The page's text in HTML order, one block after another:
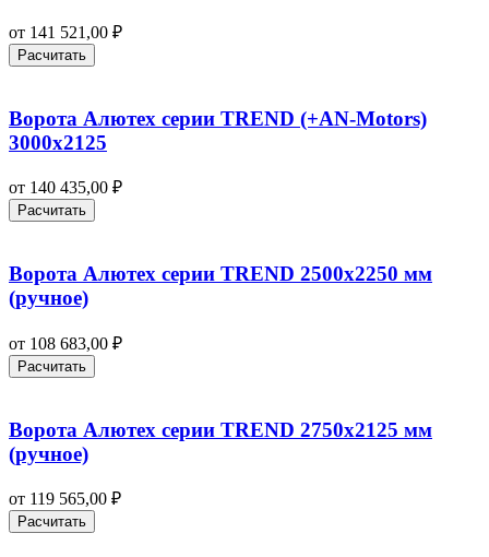
от 141 521,00 ₽
Расчитать
Ворота Алютех серии TREND (+AN‑Motors)
3000х2125
от 140 435,00 ₽
Расчитать
Ворота Алютех серии TREND 2500х2250 мм
(ручное)
от 108 683,00 ₽
Расчитать
Ворота Алютех серии TREND 2750х2125 мм
(ручное)
от 119 565,00 ₽
Расчитать